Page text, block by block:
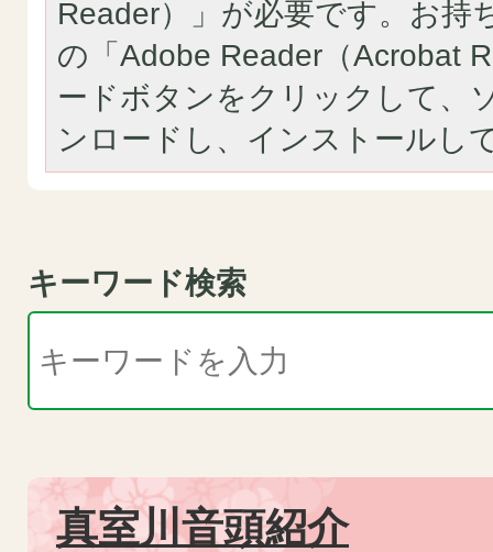
Reader）」が必要です。お持
の「Adobe Reader（Acrobat
ードボタンをクリックして、
ンロードし、インストールし
キーワード検索
真室川音頭紹介